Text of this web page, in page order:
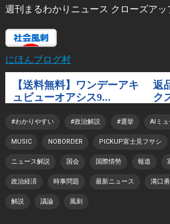
週刊まるわかりニュース クローズアッ
にほんブログ村
#わかりやすい #政治解説 #選挙 AIミュ
MUSIC NOBORDER PICKUP富士見フサシ
ニュース解説 国会 国際情勢 報道
政治経済 時事問題 最新ニュース 溝口
解説 議論 風刺